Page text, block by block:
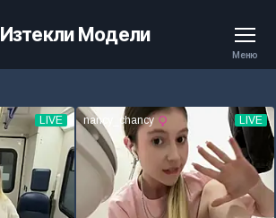
Изтекли Модели
Меню